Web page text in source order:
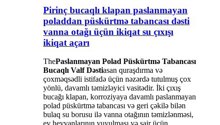
Pirinç bucaqlı klapan paslanmayan
poladdan püskürtmə tabancası dəsti
vanna otağı üçün ikiqat su çıxışı
ikiqat açarı
ThePaslanmayan Polad Püskürtmə Tabancası
Bucaqlı Valf Dəstiasan quraşdırma və
çoxməqsədli istifadə üçün nəzərdə tutulmuş çox
yönlü, davamlı təmizləyici vasitədir. İki çıxış
bucağı klapan, korroziyaya davamlı paslanmayan
polad püskürtmə tabancası və geri çəkilə bilən
bulaq su borusu ilə vanna otağının təmizlənməsi,